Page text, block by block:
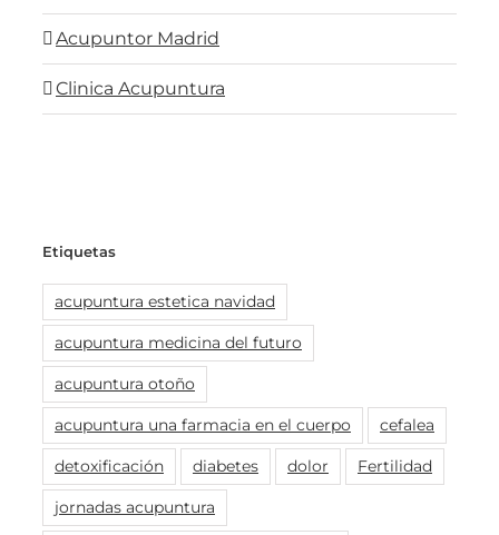
Acupuntor Madrid
Clinica Acupuntura
Etiquetas
acupuntura estetica navidad
acupuntura medicina del futuro
acupuntura otoño
acupuntura una farmacia en el cuerpo cefalea
detoxificación diabetes dolor Fertilidad
jornadas acupuntura